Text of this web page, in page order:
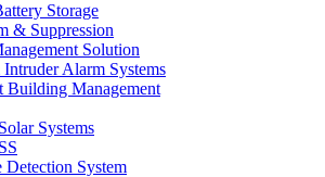
Storage
& Suppression
Solution
Alarm Systems
Building Management
Systems
System